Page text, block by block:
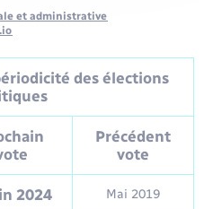
et administrative
des élections
Précédent
vote
2024 Mai 2019